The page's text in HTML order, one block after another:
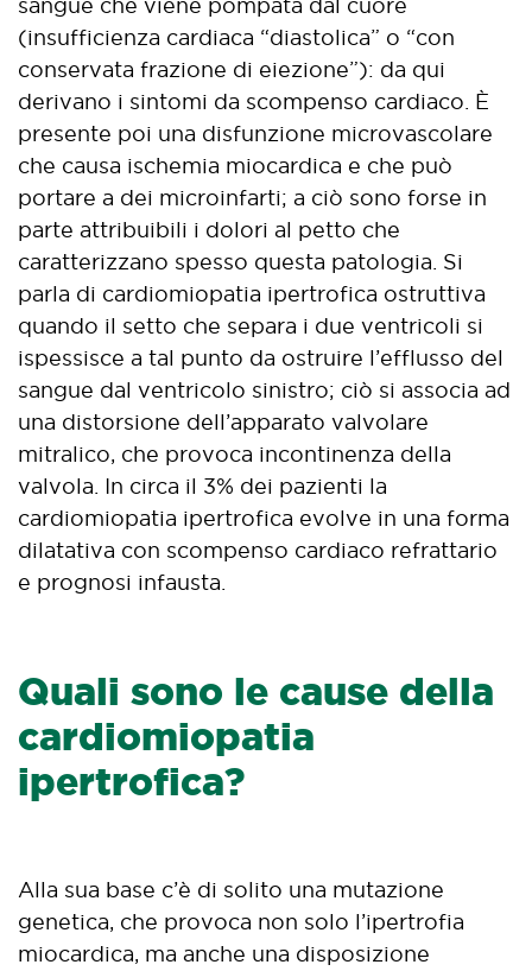
sangue che viene pompata dal cuore
(insufficienza cardiaca “diastolica” o “con
conservata frazione di eiezione”): da qui
derivano i sintomi da scompenso cardiaco. È
presente poi una disfunzione microvascolare
che causa ischemia miocardica e che può
portare a dei microinfarti; a ciò sono forse in
parte attribuibili i dolori al petto che
caratterizzano spesso questa patologia. Si
parla di cardiomiopatia ipertrofica ostruttiva
quando il setto che separa i due ventricoli si
ispessisce a tal punto da ostruire l’efflusso del
sangue dal ventricolo sinistro; ciò si associa ad
una distorsione dell’apparato valvolare
mitralico, che provoca incontinenza della
valvola. In circa il 3% dei pazienti la
cardiomiopatia ipertrofica evolve in una forma
dilatativa con scompenso cardiaco refrattario
e prognosi infausta.
Quali sono le cause della
cardiomiopatia
ipertrofica?
Alla sua base c’è di solito una mutazione
genetica, che provoca non solo l’ipertrofia
miocardica, ma anche una disposizione